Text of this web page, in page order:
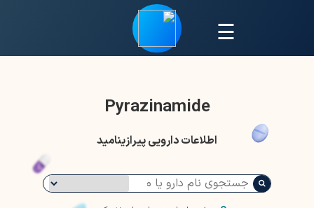
☰
Pyrazinamide
اطلاعات دارویی پیرازینامید